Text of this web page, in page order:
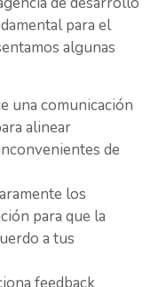
para el
algunas
una comunicación
alinear
de
los
para que la
a tus
feedback